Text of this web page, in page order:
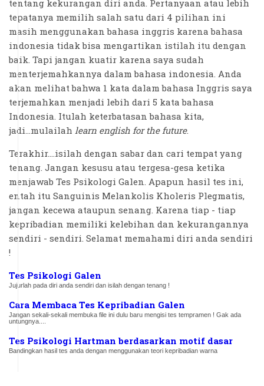
tentang kekurangan diri anda. Pertanyaan atau lebih
tepatanya memilih salah satu dari 4 pilihan ini
masih menggunakan bahasa inggris karena bahasa
indonesia tidak bisa mengartikan istilah itu dengan
baik. Tapi jangan kuatir karena saya sudah
menterjemahkannya dalam bahasa indonesia. Anda
akan melihat bahwa 1 kata dalam bahasa Inggris saya
terjemahkan menjadi lebih dari 5 kata bahasa
Indonesia. Itulah keterbatasan bahasa kita,
jadi...mulailah learn english for the future.
Terakhir....isilah dengan sabar dan cari tempat yang
tenang. Jangan kesusu atau tergesa-gesa ketika
menjawab Tes Psikologi Galen. Apapun hasil tes ini,
entah itu Sanguinis Melankolis Kholeris Plegmatis,
jangan kecewa ataupun senang. Karena tiap - tiap
kepribadian memiliki kelebihan dan kekurangannya
sendiri - sendiri. Selamat memahami diri anda sendiri
!
Tes Psikologi Galen
Jujurlah pada diri anda sendiri dan isilah dengan tenang !
Cara Membaca Tes Kepribadian Galen
Jangan sekali-sekali membuka file ini dulu baru mengisi tes tempramen ! Gak ada
untungnya....
Tes Psikologi Hartman berdasarkan motif dasar
Bandingkan hasil tes anda dengan menggunakan teori kepribadian warna